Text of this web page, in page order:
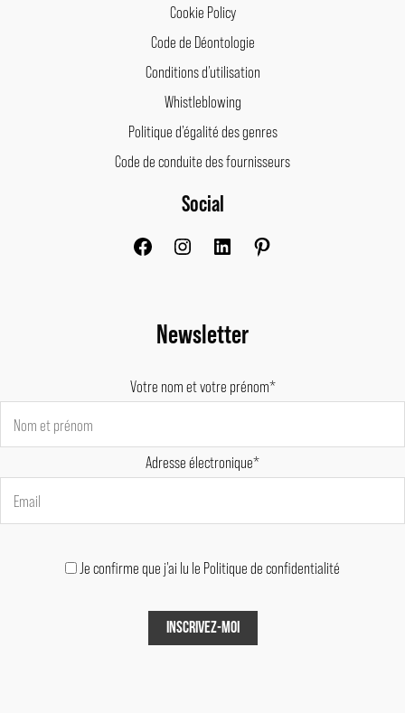
Cookie Policy
Code de Déontologie
Conditions d’utilisation
Whistleblowing
Politique d’égalité des genres
Code de conduite des fournisseurs
Social
FacebookInstagram
Newsletter
Votre nom et votre prénom*
Adresse électronique*
Je confirme que j'ai lu le Politique de confidentialité